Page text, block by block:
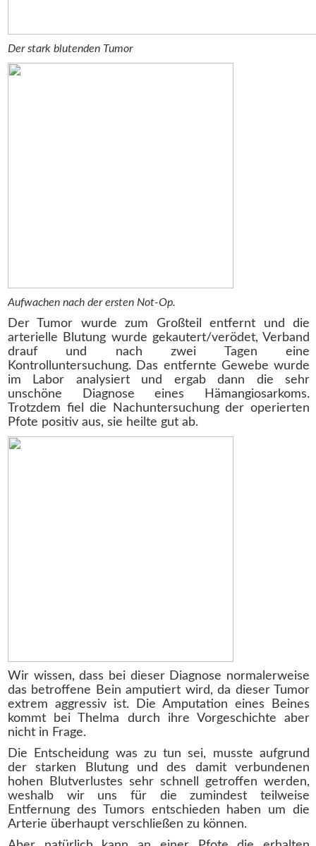
Der stark blutenden Tumor
Aufwachen nach der ersten Not-Op.
Der Tumor wurde zum Großteil entfernt und die
arterielle Blutung wurde gekautert/verödet, Verband
drauf und nach zwei Tagen eine
Kontrolluntersuchung. Das entfernte Gewebe wurde
im Labor analysiert und ergab dann die sehr
unschöne Diagnose eines Hämangiosarkoms.
Trotzdem fiel die Nachuntersuchung der operierten
Pfote positiv aus, sie heilte gut ab.
Wir wissen, dass bei dieser Diagnose normalerweise
das betroffene Bein amputiert wird, da dieser Tumor
extrem aggressiv ist. Die Amputation eines Beines
kommt bei Thelma durch ihre Vorgeschichte aber
nicht in Frage.
Die Entscheidung was zu tun sei, musste aufgrund
der starken Blutung und des damit verbundenen
hohen Blutverlustes sehr schnell getroffen werden,
weshalb wir uns für die zumindest teilweise
Entfernung des Tumors entschieden haben um die
Arterie überhaupt verschließen zu können.